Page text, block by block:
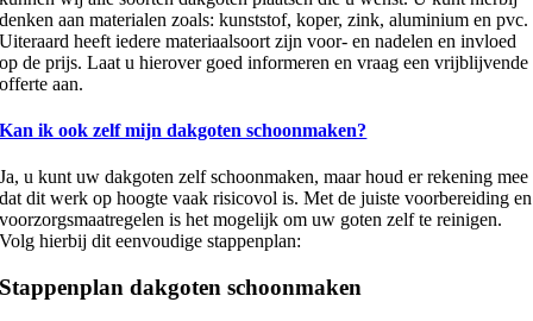
denken aan materialen zoals: kunststof, koper, zink, aluminium en pvc.
Uiteraard heeft iedere materiaalsoort zijn voor- en nadelen en invloed
op de prijs. Laat u hierover goed informeren en vraag een vrijblijvende
offerte aan.
Kan ik ook zelf mijn dakgoten schoonmaken?
Ja, u kunt uw dakgoten zelf schoonmaken, maar houd er rekening mee
dat dit werk op hoogte vaak risicovol is. Met de juiste voorbereiding en
voorzorgsmaatregelen is het mogelijk om uw goten zelf te reinigen.
Volg hierbij dit eenvoudige stappenplan:
Stappenplan dakgoten schoonmaken